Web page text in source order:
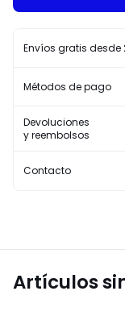
Envíos gratis
Métodos de pago
Devoluciones
y reembolsos
Contacto
Artículos